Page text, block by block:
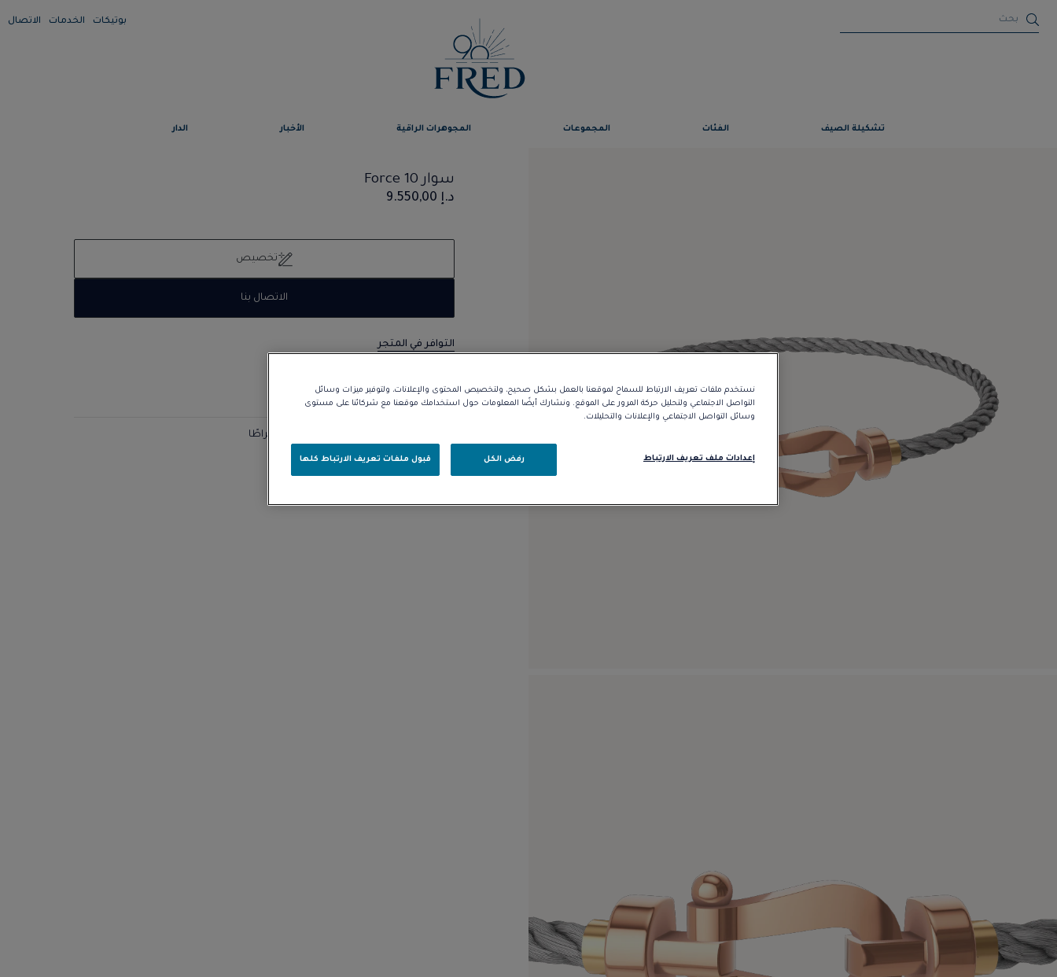
بوتيكات الخدمات الاتصال
تشكيلة الصيف الفئات المجموعات المجوهرات الراقية الأخبار الدار
سوار Force 10
د.إ 9.550,00
تخصيص
الاتصال بنا
التوافر في المتجر
الوصف التفاصيل
نستخدم ملفات تعريف الارتباط للسماح لموقعنا بالعمل بشكل صحيح، ولتخصيص المحتوى والإعلانات، ولتوفير ميزات وسائل
التواصل الاجتماعي ولتحليل حركة المرور على الموقع. ونشارك أيضًا المعلومات حول استخدامك موقعنا مع شركائنا على مستوى
وسائل التواصل الاجتماعي والإعلانات والتحليلات.
إعدادات ملف تعريف الارتباط رفض الكل قبول ملفات تعريف الارتباط كلها